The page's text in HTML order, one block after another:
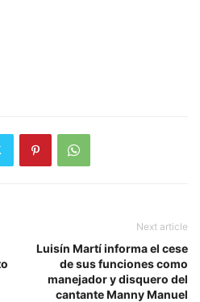
Next article
Luisín Martí informa el cese
de sus funciones como
manejador y disquero del
cantante Manny Manuel